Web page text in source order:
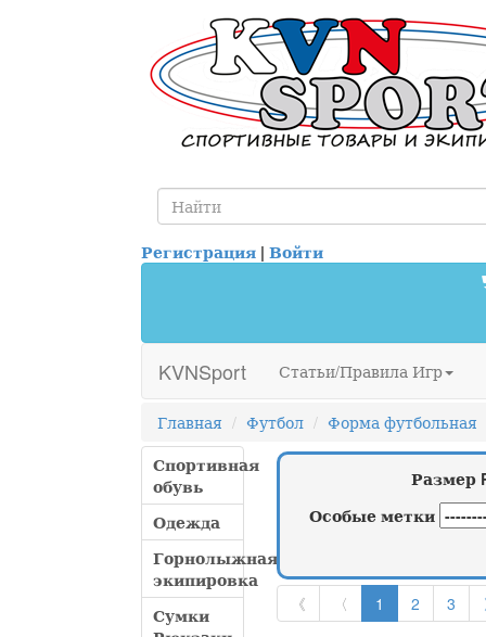
Регистрация | Войти
KVNSport Статьи/Правила Игр
Главная Футбол
Форма футбольная
Спортивная
обувь
Одежда
Горнолыжная
экипировка
Сумки
Размер
Особые метки
《 〈 1 2 3